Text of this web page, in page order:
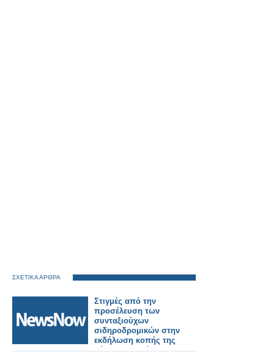
ΣΧΕΤΙΚΑ ΑΡΘΡΑ
Στιγμές από την
προσέλευση των
συνταξιούχων
σιδηροδρομικών στην
εκδήλωση κοπής της
πίτας τους. Βίντεο.